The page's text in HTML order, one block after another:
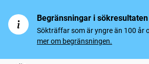
Begränsningar i sökresultaten
Sökträffar som är yngre än 100 år
mer om begränsningen.